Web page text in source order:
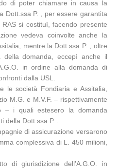
di poter chiamare in causa la
Dott.ssa P. , per essere garantita
si costituì, facendo presente
vedeva coinvolte anche la
mentre la Dott.ssa P. , oltre
della domanda, eccepì anche il
in ordine alla domanda di
dalla USL.
le società Fondiaria e Assitalia,
M.G. e M.V.F. – rispettivamente
– i quali estesero la domanda
della Dott.ssa P. .
di assicurazione versarono
complessiva di L. 450 milioni,
di giurisdizione dell’A.G.O. in